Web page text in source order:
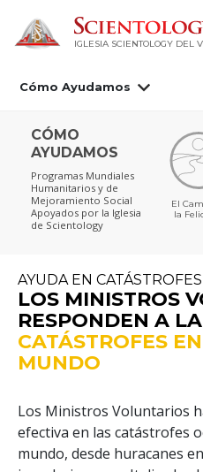
IGLESIA SCIENTOLOGY DEL
Cómo Ayudamos
CÓMO
AYUDAMOS
Programas Mundiales
Humanitarios y de
Mejoramiento Social
Apoyados por la Iglesia
de Scientology
El
la
AYUDA EN
LOS MINISTROS
RESPONDEN A
CATÁSTROFES
MUNDO
Los Ministros Voluntarios
efectiva en las catástrofes
mundo, desde huracanes